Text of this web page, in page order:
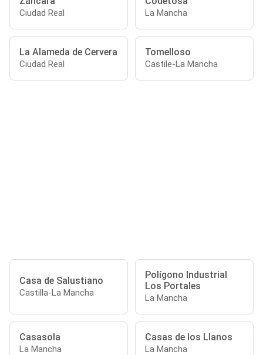
Ciudad Real La Mancha
La Alameda de Cervera
Ciudad Real
Tomelloso
Castile-La Mancha
Casa de Salustiano
Castilla-La Mancha
Polígono Industrial
Los Portales
La Mancha
Casasola
La Mancha
Casas de los Llanos
La Mancha